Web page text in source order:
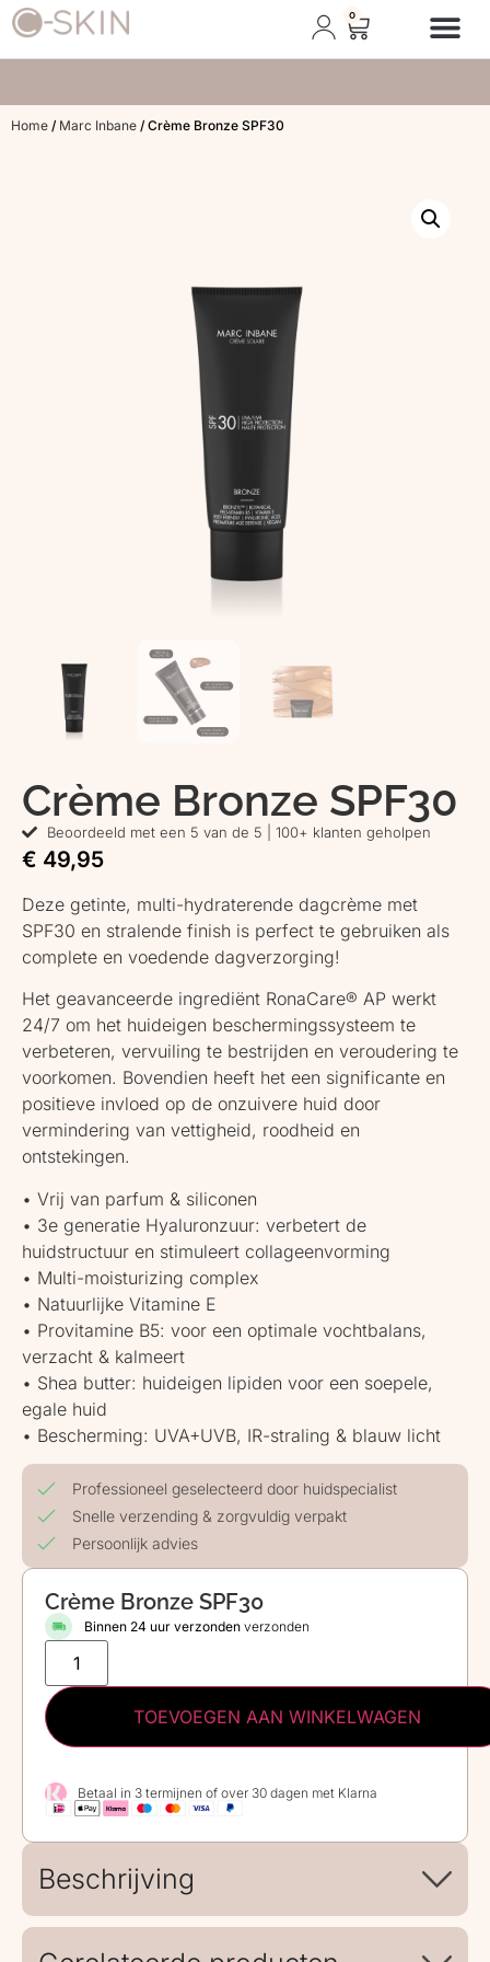
0
Home / Marc Inbane / Crème Bronze SPF30
Crème Bronze SPF30
Beoordeeld met een 5 van de 5 | 100+ klanten geholpen
€ 49,95
Deze getinte, multi-hydraterende dagcrème met
SPF30 en stralende finish is perfect te gebruiken als
complete en voedende dagverzorging!
Het geavanceerde ingrediënt RonaCare® AP werkt
24/7 om het huideigen beschermingssysteem te
verbeteren, vervuiling te bestrijden en veroudering te
voorkomen. Bovendien heeft het een significante en
positieve invloed op de onzuivere huid door
vermindering van vettigheid, roodheid en
ontstekingen.
• Vrij van parfum & siliconen
• 3e generatie Hyaluronzuur: verbetert de
huidstructuur en stimuleert collageenvorming
• Multi-moisturizing complex
• Natuurlijke Vitamine E
• Provitamine B5: voor een optimale vochtbalans,
verzacht & kalmeert
• Shea butter: huideigen lipiden voor een soepele,
egale huid
• Bescherming: UVA+UVB, IR-straling & blauw licht
Professioneel geselecteerd door huidspecialist
Snelle verzending & zorgvuldig verpakt
Persoonlijk advies
Crème Bronze SPF30
Binnen 24 uur verzonden verzonden
TOEVOEGEN AAN WINKELWAGEN
Betaal in 3 termijnen of over 30 dagen met Klarna
Beschrijving